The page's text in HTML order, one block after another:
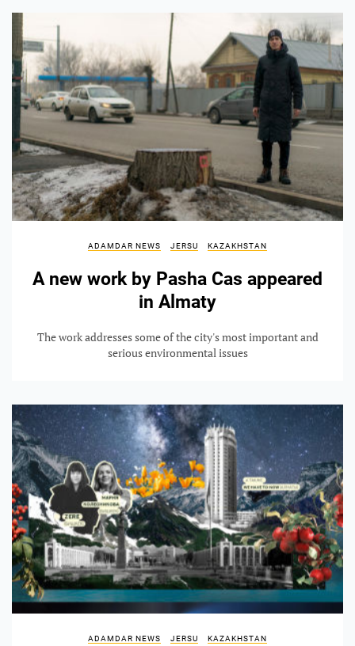
ADAMDAR NEWS JERSU KAZAKHSTAN
A new work by Pasha Cas appeared
in Almaty
The work addresses some of the city's most important and
serious environmental issues
ADAMDAR NEWS JERSU KAZAKHSTAN